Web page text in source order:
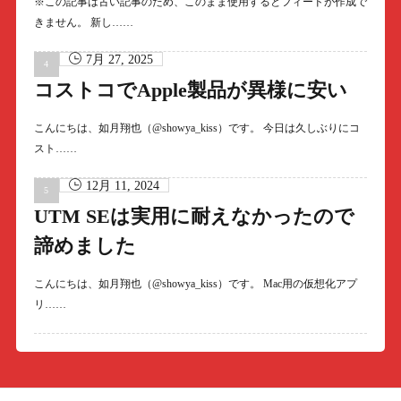
きません。 新し……
7月 27, 2025
コストコでApple製品が異様に安い
こんにちは、如月翔也（@showya_kiss）です。 今日は久しぶりにコ
スト……
12月 11, 2024
UTM SEは実用に耐えなかったので
諦めました
こんにちは、如月翔也（@showya_kiss）です。 Mac用の仮想化アプ
リ……